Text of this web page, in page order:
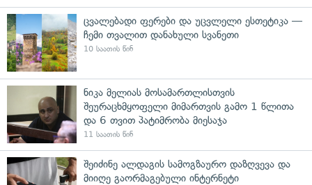
ცვალებადი ფერები და უცვლელი ესთეტიკა —
ჩემი თვალით დანახული სვანეთი
10 საათის წინ
ნიკა მელიას მოსამართლისთვის
შეურაცხმყოფელი მიმართვის გამო 1 წლითა
და 6 თვით პატიმრობა მიესაჯა
11 საათის წინ
შეიძინე ალდაგის სამოგზაურო დაზღვევა და
მიიღე გაორმაგებული ინტერნეტი